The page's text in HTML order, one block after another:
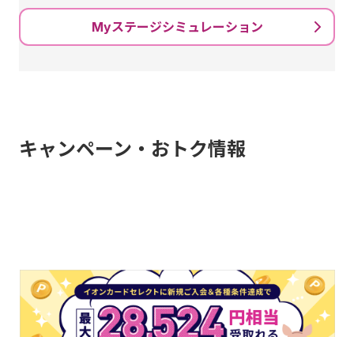
Myステージシミュレーション
キャンペーン・おトク情報